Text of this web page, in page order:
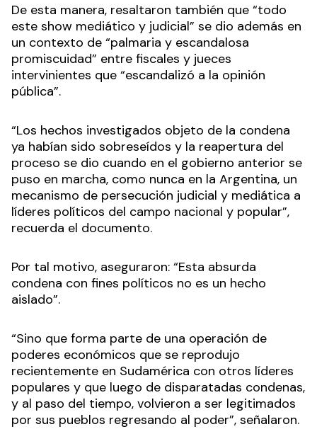
De esta manera, resaltaron también que “todo
este show mediático y judicial” se dio además en
un contexto de “palmaria y escandalosa
promiscuidad” entre fiscales y jueces
intervinientes que “escandalizó a la opinión
pública”.
“Los hechos investigados objeto de la condena
ya habían sido sobreseídos y la reapertura del
proceso se dio cuando en el gobierno anterior se
puso en marcha, como nunca en la Argentina, un
mecanismo de persecución judicial y mediática a
líderes políticos del campo nacional y popular”,
recuerda el documento.
Por tal motivo, aseguraron: “Esta absurda
condena con fines políticos no es un hecho
aislado”.
“Sino que forma parte de una operación de
poderes económicos que se reprodujo
recientemente en Sudamérica con otros líderes
populares y que luego de disparatadas condenas,
y al paso del tiempo, volvieron a ser legitimados
por sus pueblos regresando al poder”, señalaron.